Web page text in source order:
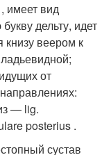
имеет вид
дельту, идет
веером к
от
— lig.
posterius .
сустав